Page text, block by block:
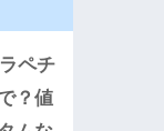
ペチ
？値